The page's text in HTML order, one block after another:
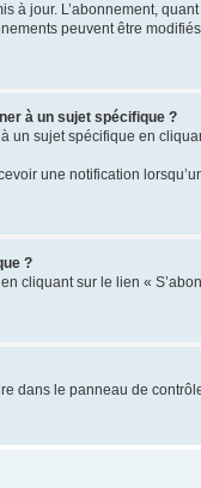
à jour. L’abonnement,
peuvent être
à un sujet spécifique ?
un sujet spécifique en
une notification
?
cliquant sur le lien «
dans le panneau de